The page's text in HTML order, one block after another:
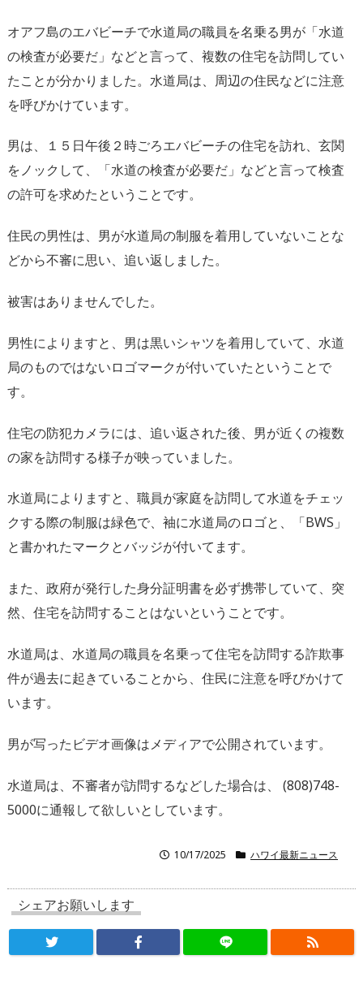
オアフ島のエバビーチで水道局の職員を名乗る男が「水道
の検査が必要だ」などと言って、複数の住宅を訪問してい
たことが分かりました。水道局は、周辺の住民などに注意
を呼びかけています。
男は、１５日午後２時ごろエバビーチの住宅を訪れ、玄関
をノックして、「水道の検査が必要だ」などと言って検査
の許可を求めたということです。
住民の男性は、男が水道局の制服を着用していないことな
どから不審に思い、追い返しました。
被害はありませんでした。
男性によりますと、男は黒いシャツを着用していて、水道
局のものではないロゴマークが付いていたということで
す。
住宅の防犯カメラには、追い返された後、男が近くの複数
の家を訪問する様子が映っていました。
水道局によりますと、職員が家庭を訪問して水道をチェッ
クする際の制服は緑色で、袖に水道局のロゴと、「BWS」
と書かれたマークとバッジが付いてます。
また、政府が発行した身分証明書を必ず携帯していて、突
然、住宅を訪問することはないということです。
水道局は、水道局の職員を名乗って住宅を訪問する詐欺事
件が過去に起きていることから、住民に注意を呼びかけて
います。
男が写ったビデオ画像はメディアで公開されています。
水道局は、不審者が訪問するなどした場合は、 (808)748-
5000に通報して欲しいとしています。
10/17/2025 ハワイ最新ニュース
シェアお願いします